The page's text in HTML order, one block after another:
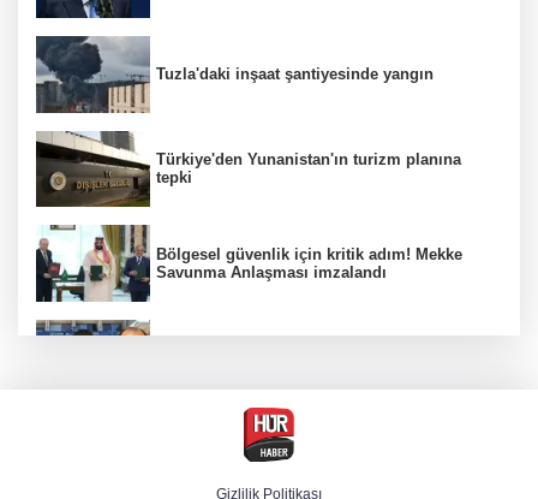
Tuzla'daki inşaat şantiyesinde yangın
Türkiye'den Yunanistan'ın turizm planına
tepki
Bölgesel güvenlik için kritik adım! Mekke
Savunma Anlaşması imzalandı
Menderes Belediye Başkanı İlkay Çiçek
Gizlilik Politikası